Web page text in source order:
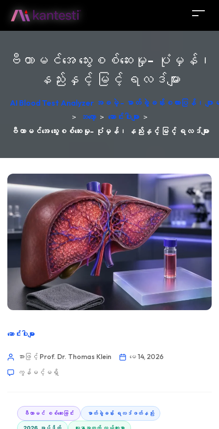
ဗီတာမင်အေ သွေးစစ်ဆေးမှု- ပုံမှန်၊
နည်းနှင့် မြင့် ရလဒ်များ
AI Blood Test Analyzer အခမဲ့ - ဓာတ်ခွဲခန်းစကားပြန်၊
> ဘလော့ > ဆောင်းပါးများ >
ဗီတာမင်အေ သွေးစစ်ဆေးမှု- ပုံမှန်၊ နည်းနှင့် မြင့် ရလဒ်များ
ဆောင်းပါးများ
အားဖြင့် Prof. Dr. Thomas Klein
မေ 14, 2026
ကွန်မင့်မရှိ
ဗီတာမင် စစ်ဆေးခြင်း ဓာတ်ခွဲခန်း ရလဒ်ဖတ်နည်း